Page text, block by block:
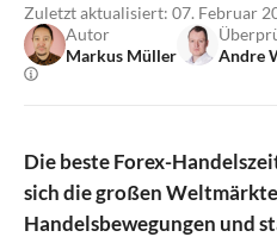
Zuletzt aktualisiert: 07. Februar
Autor
Markus Müller
Andre
Die beste Forex-
sich die großen
Handelsbewegungen und